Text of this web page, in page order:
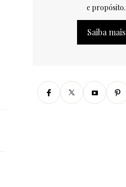
e propósito.
Saiba mais